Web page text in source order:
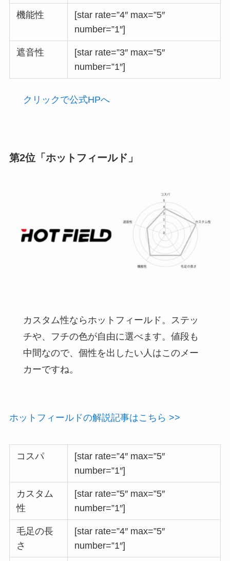
機能性
[star rate=”4″ max=”5″
number=”1″]
遮音性
[star rate=”3″ max=”5″
number=”1″]
クリックで公式HPへ
第2位「ホットフィールド」
カスタム性ならホットフィールド。ステッ
チや、フチの色が自由に選べます。値段も
中間なので、個性を出したい人はこのメー
カーですね。
ホットフィールドの解説記事はこちら >>
コスパ
[star rate=”4″ max=”5″
number=”1″]
カスタム
性
[star rate=”5″ max=”5″
number=”1″]
毛足の長
さ
[star rate=”4″ max=”5″
number=”1″]